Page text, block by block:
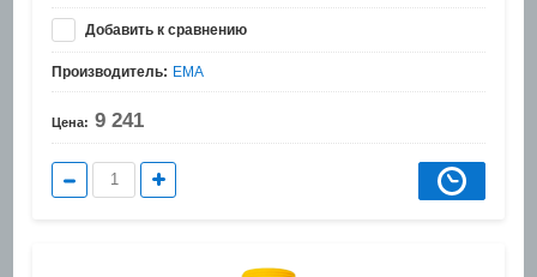
Добавить к сравнению
Производитель: EMA
Цена: 9 241